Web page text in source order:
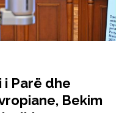
Parë dhe
Bekim